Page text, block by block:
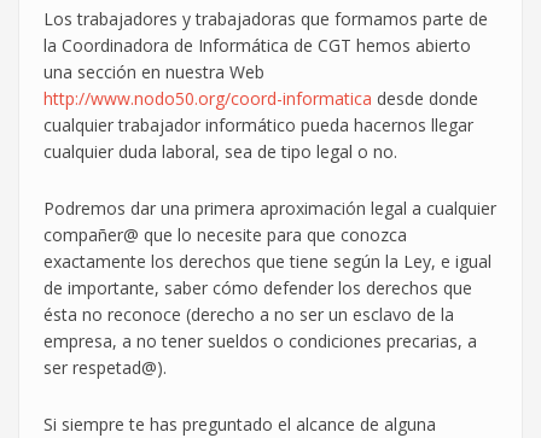
Los trabajadores y trabajadoras que formamos parte de
la Coordinadora de Informática de CGT hemos abierto
una sección en nuestra Web
http://www.nodo50.org/coord-informatica desde donde
cualquier trabajador informático pueda hacernos llegar
cualquier duda laboral, sea de tipo legal o no.
Podremos dar una primera aproximación legal a cualquier
compañer@ que lo necesite para que conozca
exactamente los derechos que tiene según la Ley, e igual
de importante, saber cómo defender los derechos que
ésta no reconoce (derecho a no ser un esclavo de la
empresa, a no tener sueldos o condiciones precarias, a
ser respetad@).
Si siempre te has preguntado el alcance de alguna